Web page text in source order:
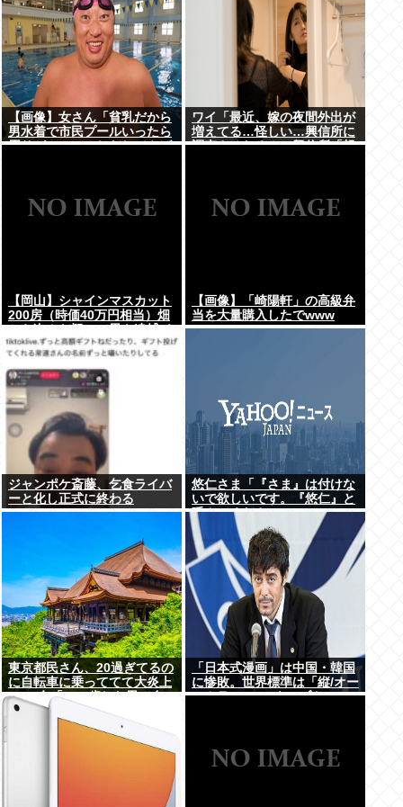
【画像】女さん「貧乳だから
男水着で市民プールいったら
周りがコソコソしだしてやば
ワイ「最近、嫁の夜間外出が
増えてる…怪しい…興信所に
調査させたろ！」興信所「報
【岡山】シャインマスカット
200房（時価40万円相当）畑
ットで販売
【画像】「崎陽軒」の高級弁
当を大量購入したでwww
ジャンポケ斎藤、乞食ライバ
ーと化し正式に終わる
悠仁さま「『さま』は付けな
いで欲しいです。『悠仁』と
呼んでください」
東京都民さん、20過ぎてるの
に自転車に乗っててて大炎上
www女「いい歳した男で自
転車に乗るのは知的障がい者
だけだよ？
「日本式漫画」は中国・韓国
に惨敗。世界標準は「縦/オー
ルカラー」の”ウェブトゥー